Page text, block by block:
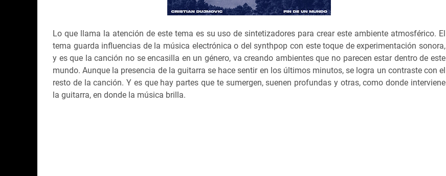
Lo que llama la atención de este tema es su uso de sintetizadores para crear este ambiente atmosférico. El
tema guarda influencias de la música electrónica o del synthpop con este toque de experimentación sonora,
y es que la canción no se encasilla en un género, va creando ambientes que no parecen estar dentro de este
mundo. Aunque la presencia de la guitarra se hace sentir en los últimos minutos, se logra un contraste con el
resto de la canción. Y es que hay partes que te sumergen, suenen profundas y otras, como donde interviene
la guitarra, en donde la música brilla.